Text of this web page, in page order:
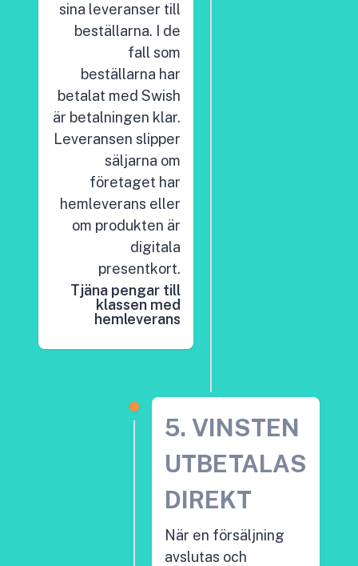
sina leveranser till
beställarna. I de
fall som
beställarna har
betalat med Swish
är betalningen klar.
Leveransen slipper
säljarna om
företaget har
hemleverans eller
om produkten är
digitala
presentkort.
Tjäna pengar till
klassen med
hemleverans
5. VINSTEN
UTBETALAS
DIREKT
När en försäljning
avslutas och